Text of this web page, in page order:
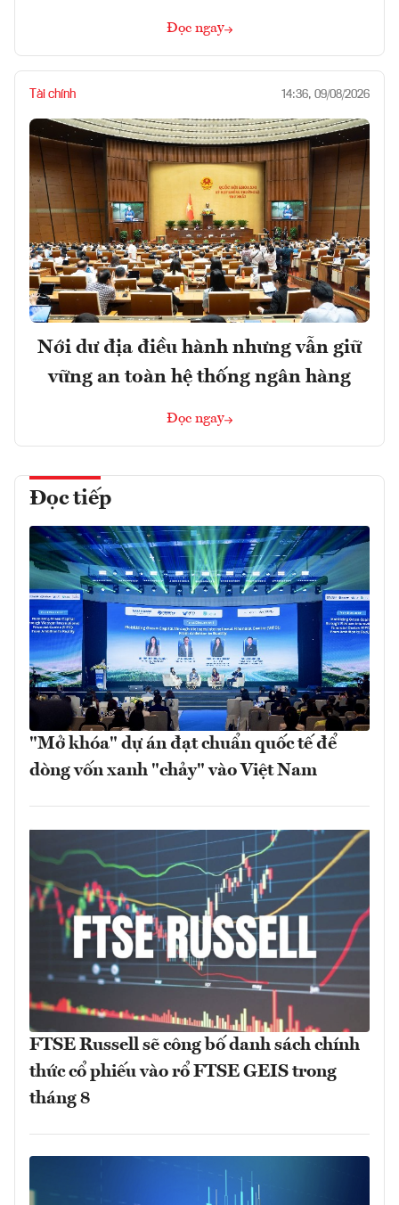
Đọc ngay
Tài chính 14:36, 09/08/2026
Nới dư địa điều hành nhưng vẫn giữ
vững an toàn hệ thống ngân hàng
Đọc ngay
Đọc tiếp
"Mở khóa" dự án đạt chuẩn quốc tế để
dòng vốn xanh "chảy" vào Việt Nam
FTSE Russell sẽ công bố danh sách chính
thức cổ phiếu vào rổ FTSE GEIS trong
tháng 8